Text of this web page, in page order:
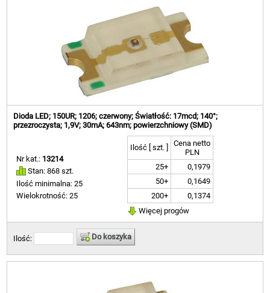
Dioda LED; 150UR; 1206; czerwony; Światłość: 17mcd; 140°;
przezroczysta; 1,9V; 30mA; 643nm; powierzchniowy (SMD)
Nr kat.: 13214
Stan: 868 szt.
Ilość minimalna: 25
Wielokrotność: 25
Ilość [ szt. ]
Cena netto
PLN
25+
0,1979
50+
0,1649
200+
0,1374
Więcej progów
Ilość: Do koszyka